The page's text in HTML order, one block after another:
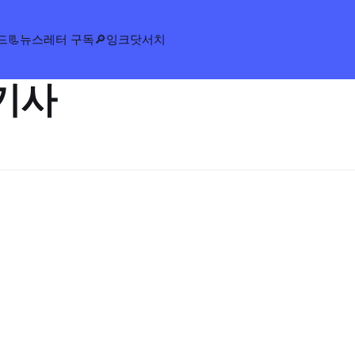
📃뉴스레터 구독🔎잉크닷서치
사